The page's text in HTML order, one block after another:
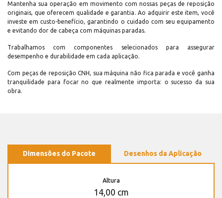
Mantenha sua operação em movimento com nossas peças de reposição
originais, que oferecem qualidade e garantia. Ao adquirir este item, você
investe em custo-benefício, garantindo o cuidado com seu equipamento
e evitando dor de cabeça com máquinas paradas.
Trabalhamos com componentes selecionados para assegurar
desempenho e durabilidade em cada aplicação.
Com peças de reposição CNH, sua máquina não fica parada e você ganha
tranquilidade para focar no que realmente importa: o sucesso da sua
obra.
Dimensões do Pacote Desenhos da Aplicação
Altura
14,00 cm